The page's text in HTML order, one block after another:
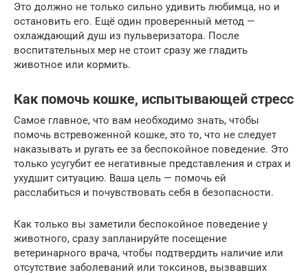
Это должно не только сильно удивить любимца, но и
остановить его. Ещё один проверенный метод —
охлаждающий душ из пульверизатора. После
воспитательных мер не стоит сразу же гладить
животное или кормить.
Как помочь кошке, испытывающей стресс
Самое главное, что вам необходимо знать, чтобы
помочь встревоженной кошке, это то, что не следует
наказывать и ругать ее за беспокойное поведение. Это
только усугубит ее негативные представления и страх и
ухудшит ситуацию. Ваша цель — помочь ей
расслабиться и почувствовать себя в безопасности.
Как только вы заметили беспокойное поведение у
животного, сразу запланируйте посещение
ветеринарного врача, чтобы подтвердить наличие или
отсутствие заболеваний или токсинов, вызвавших